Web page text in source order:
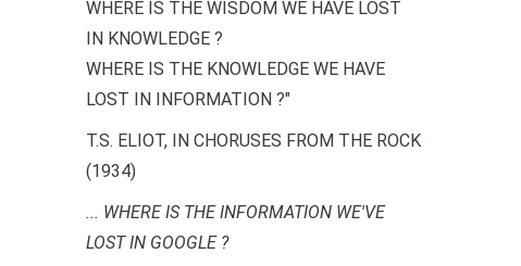
WHERE IS THE WISDOM WE HAVE LOST
IN KNOWLEDGE ?
WHERE IS THE KNOWLEDGE WE HAVE
LOST IN INFORMATION ?"
T.S. ELIOT, IN CHORUSES FROM THE ROCK
(1934)
... WHERE IS THE INFORMATION WE'VE
LOST IN GOOGLE ?